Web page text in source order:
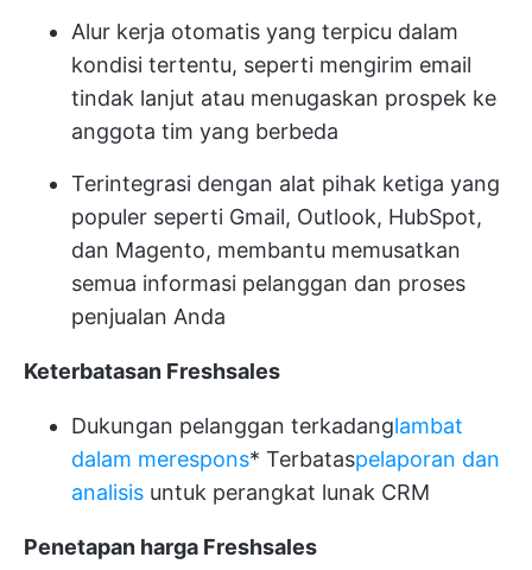
Alur kerja otomatis yang terpicu dalam
kondisi tertentu, seperti mengirim email
tindak lanjut atau menugaskan prospek ke
anggota tim yang berbeda
Terintegrasi dengan alat pihak ketiga yang
populer seperti Gmail, Outlook, HubSpot,
dan Magento, membantu memusatkan
semua informasi pelanggan dan proses
penjualan Anda
Keterbatasan Freshsales
Dukungan pelanggan terkadanglambat
dalam merespons* Terbataspelaporan dan
analisis untuk perangkat lunak CRM
Penetapan harga Freshsales